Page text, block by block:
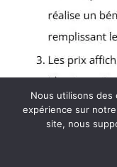
Copyright © 2026
Nous utilisons des
expérience sur
site, nous